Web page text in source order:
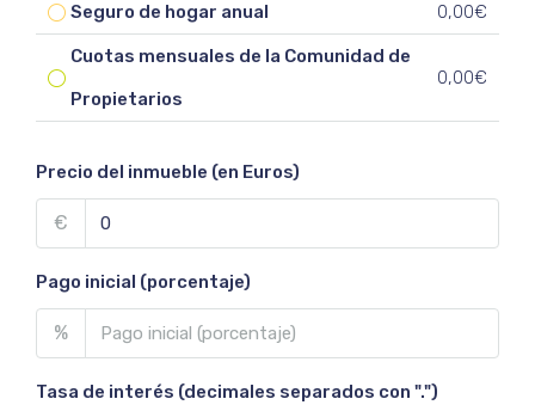
Seguro de hogar anual 0,00€
Cuotas mensuales de la Comunidad de
Propietarios
0,00€
Precio del inmueble (en Euros)
€
Pago inicial (porcentaje)
%
Tasa de interés (decimales separados con ".")